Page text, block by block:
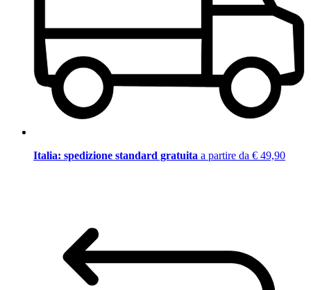
Italia: spedizione standard gratuita a partire da € 49,90